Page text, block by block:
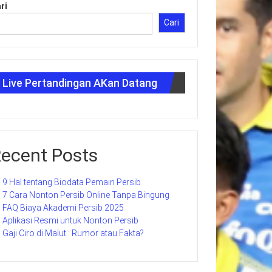
Cari
Live Pertandingan AKan Datang
Posts
9 Hal tentang Biodata Pemain Persib
7 Cara Nonton Persib Online Tanpa Bingung
FAQ Biaya Akademi Persib 2025
Aplikasi Resmi untuk Nonton Persib
Gaji Ciro di Malut : Rumor atau Fakta?